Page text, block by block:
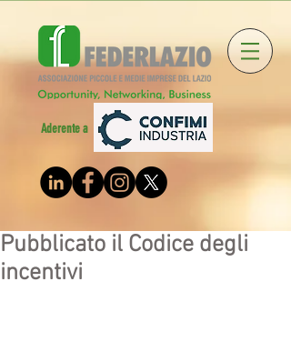
Aderente a
Pubblicato il Codice degli
incentivi